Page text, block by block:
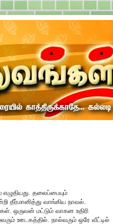
தலைப்பையும்
தீர்மானித்து வாங்கிய நாவல்.
மட்டும் வாகன உதிரி
ஊடகத்தில். நால்வரும் ஒரே வீட்டில்